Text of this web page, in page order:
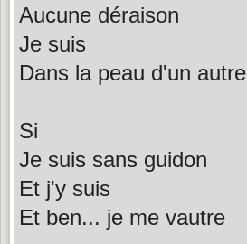
Aucune déraison
Je suis
Dans la peau d'un autre
Si
Je suis sans guidon
Et j'y suis
Et ben... je me vautre